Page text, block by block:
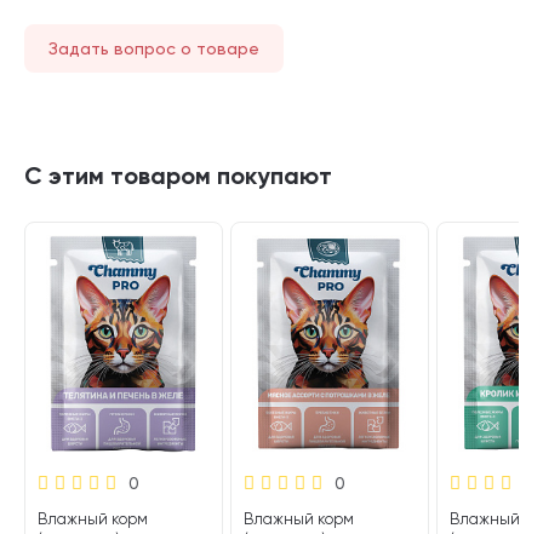
Задать вопрос о товаре
С этим товаром покупают
0
Влажный корм
0
Влажный корм
Влажный